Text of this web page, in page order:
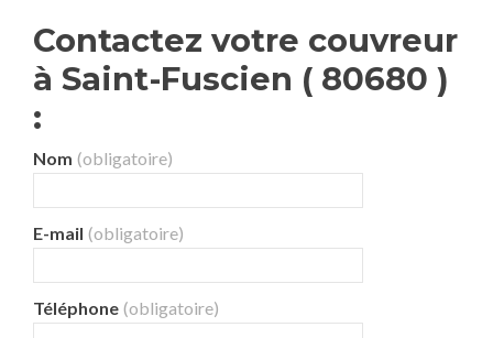
Contactez votre couvreur
à Saint-Fuscien ( 80680 )
:
Nom (obligatoire)
E-mail (obligatoire)
Téléphone (obligatoire)